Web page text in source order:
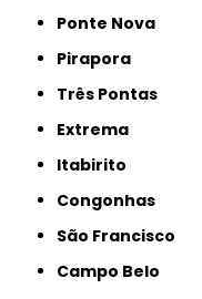
Ponte Nova
Pirapora
Três Pontas
Extrema
Itabirito
Congonhas
São Francisco
Campo Belo